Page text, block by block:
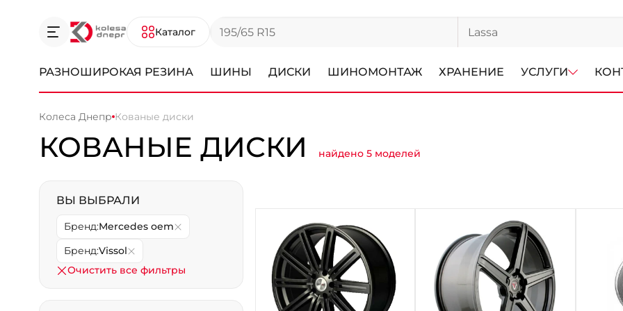
Каталог
РАЗНОШИРОКАЯ РЕЗИНА ШИНЫ ДИСКИ ШИНОМОНТАЖ ХРАНЕНИЕ УСЛУГИ
Колеса Днепр Кованые диски
КОВАНЫЕ ДИСКИ найдено 5 моделей
ВЫ ВЫБРАЛИ
Бренд:Mercedes oem
Бренд:Vissol
Очистить все фильтры